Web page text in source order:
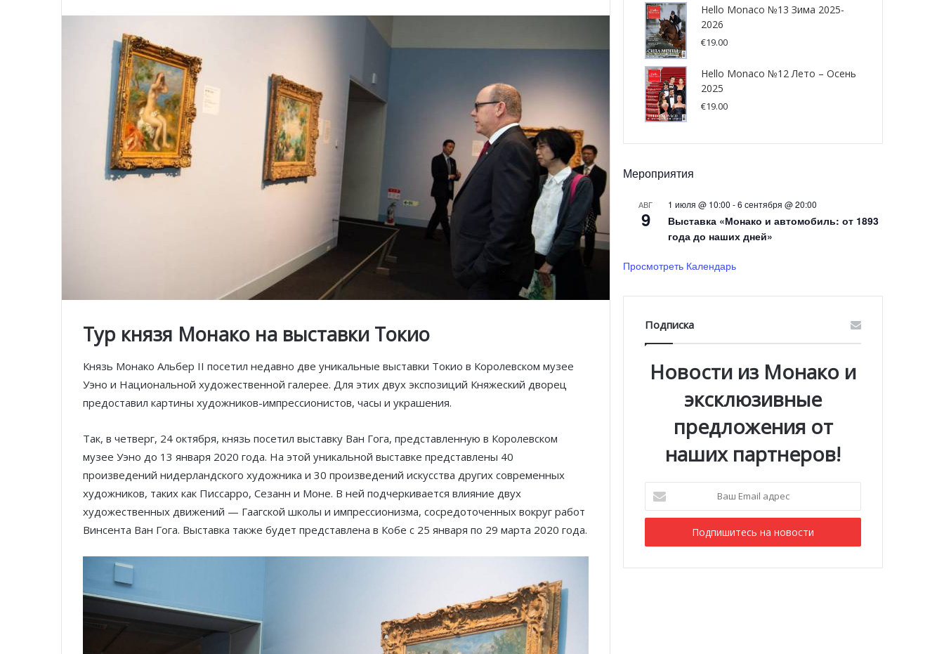
Тур князя Монако на выставки Токио
Князь Монако Альбер II посетил недавно две уникальные выставки Токио в Королевском музее
Уэно и Национальной художественной галерее. Для этих двух экспозиций Княжеский дворец
предоставил картины художников-импрессионистов, часы и украшения.
Так, в четверг, 24 октября, князь посетил выставку Ван Гога, представленную в Королевском
музее Уэно до 13 января 2020 года. На этой уникальной выставке представлены 40
произведений нидерландского художника и 30 произведений искусства других современных
художников, таких как Писсарро, Сезанн и Моне. В ней подчеркивается влияние двух
художественных движений — Гаагской школы и импрессионизма, сосредоточенных вокруг работ
Винсента Ван Гога. Выставка также будет представлена в Кобе с 25 января по 29 марта 2020 года.
Hello Monaco №13 Зима 2025-
2026
€19.00
Hello Monaco №12 Лето – Осень
2025
€19.00
Мероприятия
АВГ
9
1 июля @ 10:00 -6 сентября @ 20:00
Выставка «Монако и автомобиль: от 1893
года до наших дней»
Просмотреть Календарь
Подписка
Новости из Монако и
эксклюзивные
предложения от
наших партнеров!
Email
адрес